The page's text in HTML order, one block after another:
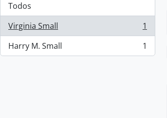
Todos
Virginia Small
, 1 resultados
1
Harry M. Small
, 1 resultados 1